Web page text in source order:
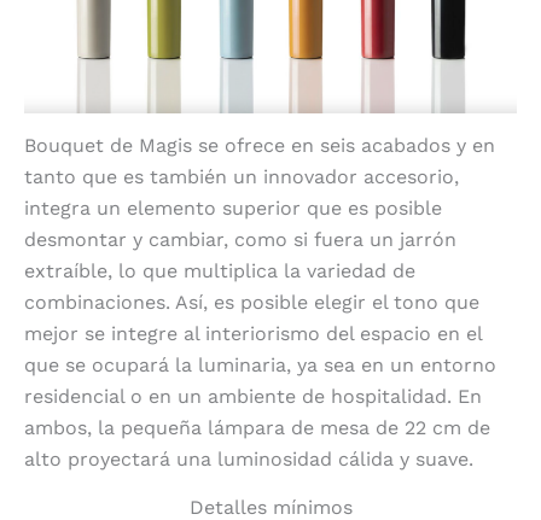
Bouquet de Magis se ofrece en seis acabados y en
tanto que es también un innovador accesorio,
integra un elemento superior que es posible
desmontar y cambiar, como si fuera un jarrón
extraíble, lo que multiplica la variedad de
combinaciones. Así, es posible elegir el tono que
mejor se integre al interiorismo del espacio en el
que se ocupará la luminaria, ya sea en un entorno
residencial o en un ambiente de hospitalidad. En
ambos, la pequeña lámpara de mesa de 22 cm de
alto proyectará una luminosidad cálida y suave.
Detalles mínimos